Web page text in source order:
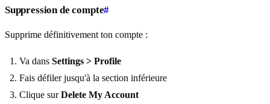
Suppression de compte#
Supprime définitivement ton compte :
Va dans Settings > Profile
Fais défiler jusqu'à la section inférieure
Clique surDelete My Account